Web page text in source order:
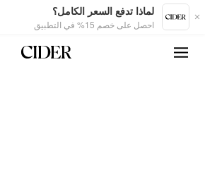
لماذا تدفع السعر الكامل؟
احصل على خصم 15% في التطبيق